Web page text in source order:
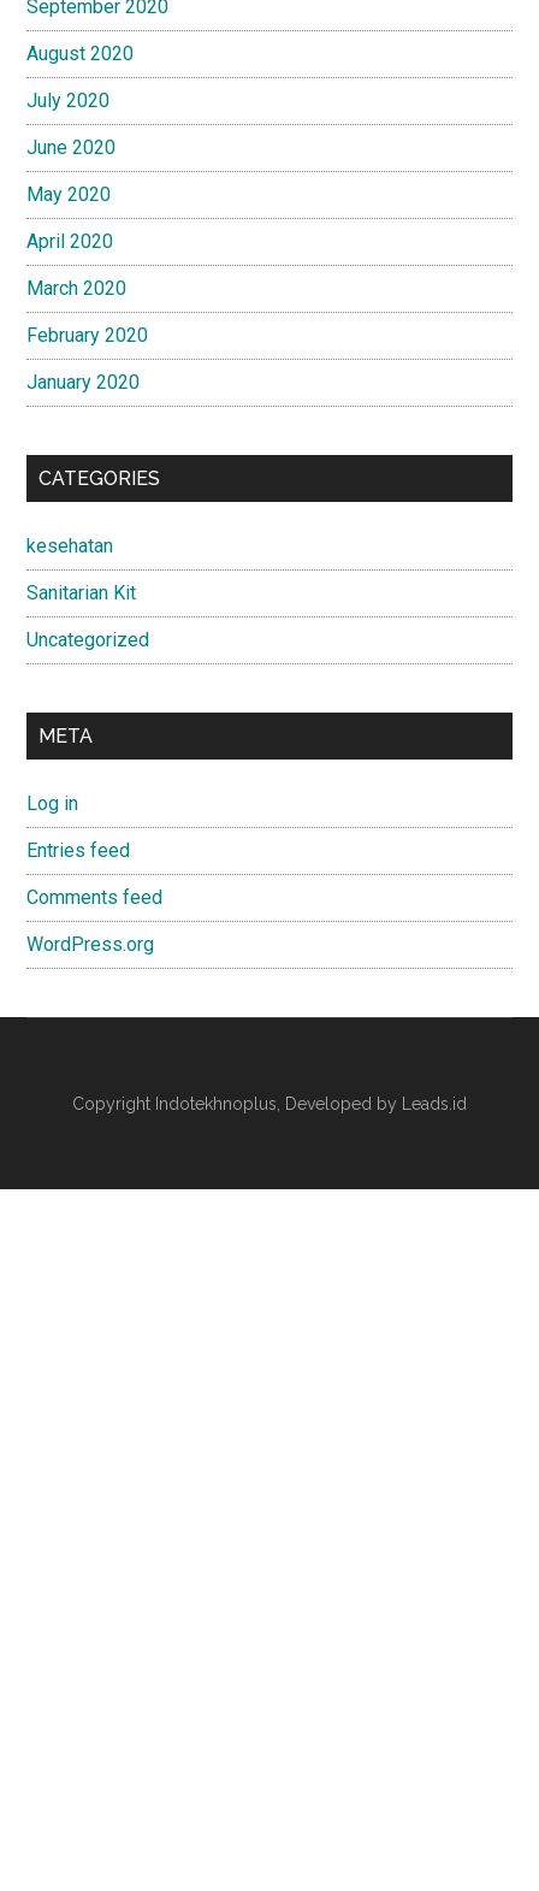
September 2020
August 2020
July 2020
June 2020
May 2020
April 2020
March 2020
February 2020
January 2020
CATEGORIES
kesehatan
Sanitarian Kit
Uncategorized
META
Log in
Entries feed
Comments feed
WordPress.org
Copyright Indotekhnoplus , Developed by Leads.id